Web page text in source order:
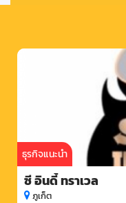
ธุรกิจแนะนำ
ซี อินดี้ ทราเวล
ภูเก็ต